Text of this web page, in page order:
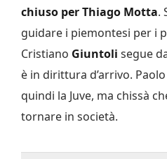
chiuso per Thiago Motta.
guidare i piemontesi per i
Cristiano Giuntoli segue
è in dirittura d’arrivo.
quindi la Juve, ma chissà
tornare in società.